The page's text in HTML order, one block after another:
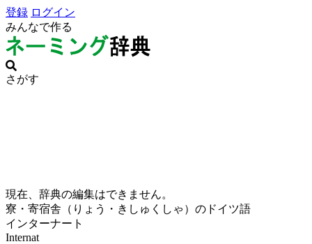
登録 ログイン
みんなで作る
さがす
現在、辞典の編集はできません。
寮・寄宿舎（りょう・きしゅくしゃ）のドイツ語
インターナート
Internat